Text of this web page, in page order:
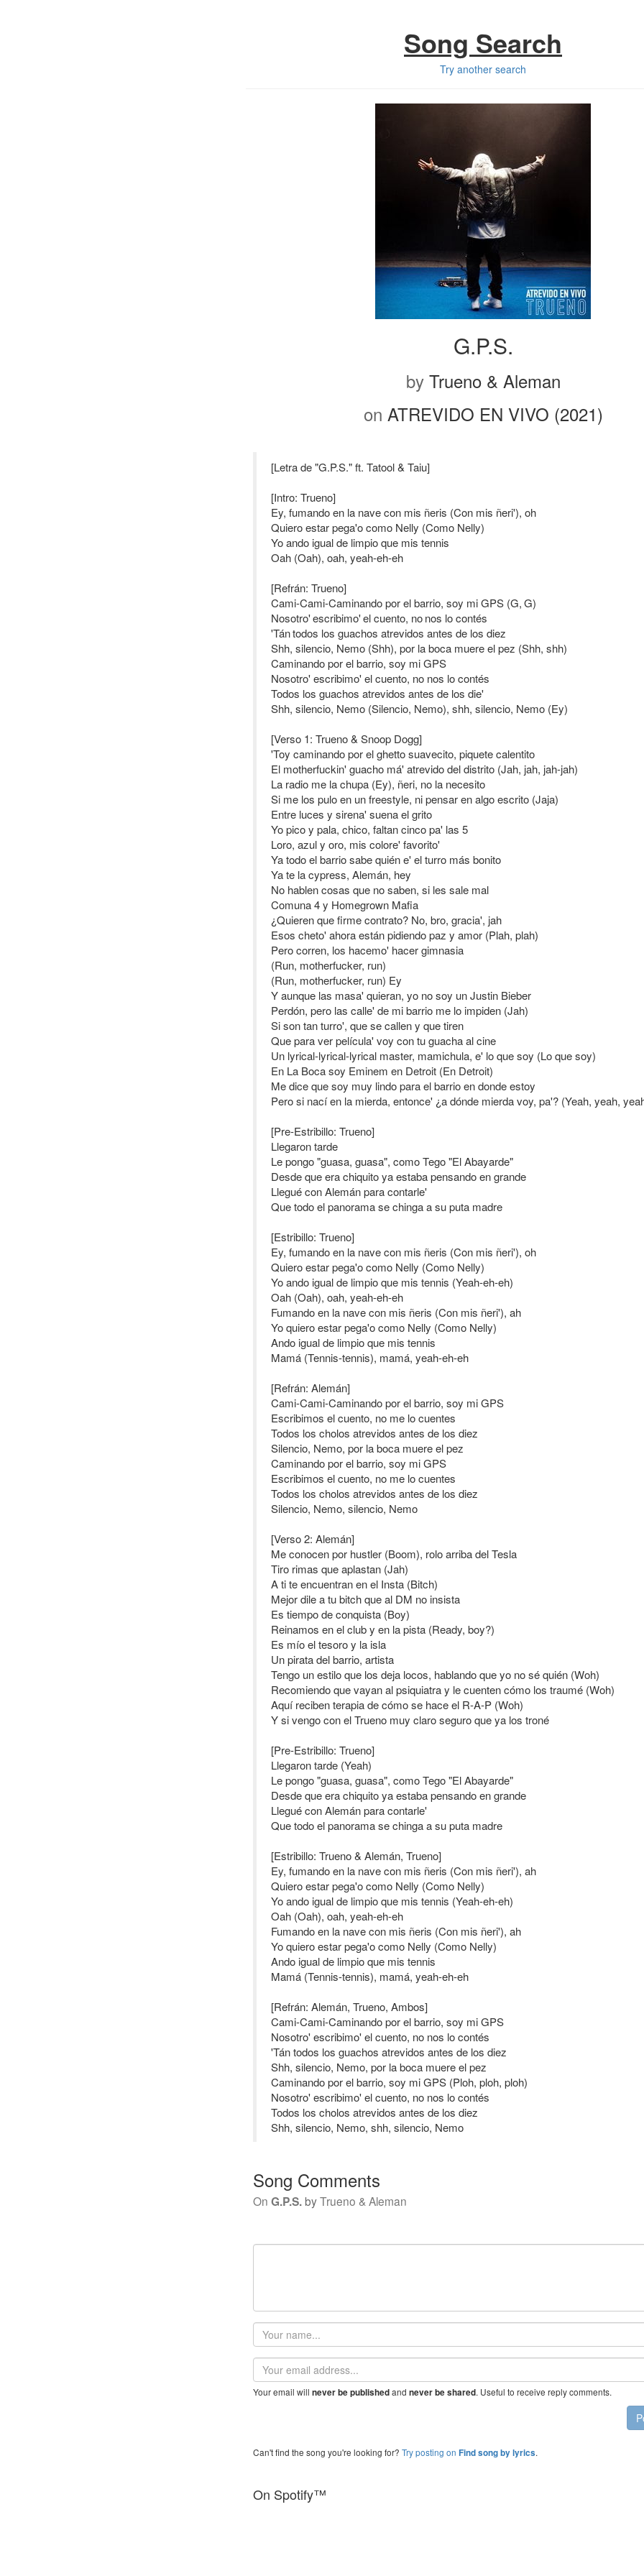
Song Search
Try another search
G.P.S.
by Trueno & Aleman
on ATREVIDO EN VIVO (2021)
[Letra de "G.P.S." ft. Tatool & Taiu]
[Intro: Trueno]
Ey, fumando en la nave con mis ñeris (Con mis ñeri'), oh
Quiero estar pega'o como Nelly (Como Nelly)
Yo ando igual de limpio que mis tennis
Oah (Oah), oah, yeah-eh-eh
[Refrán: Trueno]
Cami-Cami-Caminando por el barrio, soy mi GPS (G, G)
Nosotro' escribimo' el cuento, no nos lo contés
'Tán todos los guachos atrevidos antes de los diez
Shh, silencio, Nemo (Shh), por la boca muere el pez (Shh, shh)
Caminando por el barrio, soy mi GPS
Nosotro' escribimo' el cuento, no nos lo contés
Todos los guachos atrevidos antes de los die'
Shh, silencio, Nemo (Silencio, Nemo), shh, silencio, Nemo (Ey)
[Verso 1: Trueno & Snoop Dogg]
'Toy caminando por el ghetto suavecito, piquete calentito
El motherfuckin' guacho má' atrevido del distrito (Jah, jah, jah-jah)
La radio me la chupa (Ey), ñeri, no la necesito
Si me los pulo en un freestyle, ni pensar en algo escrito (Jaja)
Entre luces y sirena' suena el grito
Yo pico y pala, chico, faltan cinco pa' las 5
Loro, azul y oro, mis colore' favorito'
Ya todo el barrio sabe quién e' el turro más bonito
Ya te la cypress, Alemán, hey
No hablen cosas que no saben, si les sale mal
Comuna 4 y Homegrown Mafia
¿Quieren que firme contrato? No, bro, gracia', jah
Esos cheto' ahora están pidiendo paz y amor (Plah, plah)
Pero corren, los hacemo' hacer gimnasia
(Run, motherfucker, run)
(Run, motherfucker, run) Ey
Y aunque las masa' quieran, yo no soy un Justin Bieber
Perdón, pero las calle' de mi barrio me lo impiden (Jah)
Si son tan turro', que se callen y que tiren
Que para ver película' voy con tu guacha al cine
Un lyrical-lyrical-lyrical master, mamichula, e' lo que soy (Lo que soy)
En La Boca soy Eminem en Detroit (En Detroit)
Me dice que soy muy lindo para el barrio en donde estoy
Pero si nací en la mierda, entonce' ¿a dónde mierda voy, pa'? (Yeah, yeah,
[Pre-Estribillo: Trueno]
Llegaron tarde
Le pongo "guasa, guasa", como Tego "El Abayarde"
Desde que era chiquito ya estaba pensando en grande
Llegué con Alemán para contarle'
Que todo el panorama se chinga a su puta madre
[Estribillo: Trueno]
Ey, fumando en la nave con mis ñeris (Con mis ñeri'), oh
Quiero estar pega'o como Nelly (Como Nelly)
Yo ando igual de limpio que mis tennis (Yeah-eh-eh)
Oah (Oah), oah, yeah-eh-eh
Fumando en la nave con mis ñeris (Con mis ñeri'), ah
Yo quiero estar pega'o como Nelly (Como Nelly)
Ando igual de limpio que mis tennis
Mamá (Tennis-tennis), mamá, yeah-eh-eh
[Refrán: Alemán]
Cami-Cami-Caminando por el barrio, soy mi GPS
Escribimos el cuento, no me lo cuentes
Todos los cholos atrevidos antes de los diez
Silencio, Nemo, por la boca muere el pez
Caminando por el barrio, soy mi GPS
Escribimos el cuento, no me lo cuentes
Todos los cholos atrevidos antes de los diez
Silencio, Nemo, silencio, Nemo
[Verso 2: Alemán]
Me conocen por hustler (Boom), rolo arriba del Tesla
Tiro rimas que aplastan (Jah)
A ti te encuentran en el Insta (Bitch)
Mejor dile a tu bitch que al DM no insista
Es tiempo de conquista (Boy)
Reinamos en el club y en la pista (Ready, boy?)
Es mío el tesoro y la isla
Un pirata del barrio, artista
Tengo un estilo que los deja locos, hablando que yo no sé quién (Woh)
Recomiendo que vayan al psiquiatra y le cuenten cómo los traumé (Woh)
Aquí reciben terapia de cómo se hace el R-A-P (Woh)
Y si vengo con el Trueno muy claro seguro que ya los troné
[Pre-Estribillo: Trueno]
Llegaron tarde (Yeah)
Le pongo "guasa, guasa", como Tego "El Abayarde"
Desde que era chiquito ya estaba pensando en grande
Llegué con Alemán para contarle'
Que todo el panorama se chinga a su puta madre
[Estribillo: Trueno & Alemán, Trueno]
Ey, fumando en la nave con mis ñeris (Con mis ñeri'), ah
Quiero estar pega'o como Nelly (Como Nelly)
Yo ando igual de limpio que mis tennis (Yeah-eh-eh)
Oah (Oah), oah, yeah-eh-eh
Fumando en la nave con mis ñeris (Con mis ñeri'), ah
Yo quiero estar pega'o como Nelly (Como Nelly)
Ando igual de limpio que mis tennis
Mamá (Tennis-tennis), mamá, yeah-eh-eh
[Refrán: Alemán, Trueno, Ambos]
Cami-Cami-Caminando por el barrio, soy mi GPS
Nosotro' escribimo' el cuento, no nos lo contés
'Tán todos los guachos atrevidos antes de los diez
Shh, silencio, Nemo, por la boca muere el pez
Caminando por el barrio, soy mi GPS (Ploh, ploh, ploh)
Nosotro' escribimo' el cuento, no nos lo contés
Todos los cholos atrevidos antes de los diez
Shh, silencio, Nemo, shh, silencio, Nemo
Song Comments
On G.P.S.byTrueno & Aleman
Your
name
Email
address
Your email will never be publishedand never be shared. Useful to receive reply comments.
Can't find the song you're looking for? Try posting on Find song by lyrics.
On Spotify™